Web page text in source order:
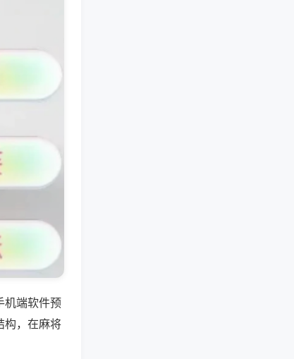
机端软件预
构，在麻将